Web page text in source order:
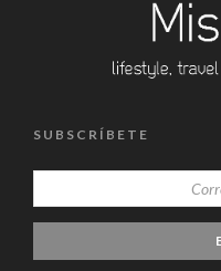
SUBSCRÍBETE